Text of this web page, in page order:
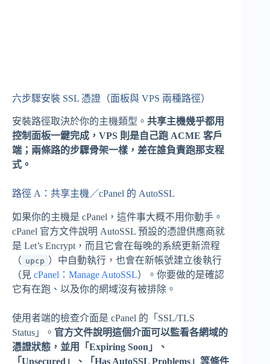
六步驟安裝 SSL 憑證（面板與 VPS 兩種路徑）
安裝路徑取決於你的主機類型。 共享主機幾乎都用
控制面板一鍵完成，VPS 則是自己跑 ACME 客戶
端；兩條路的步驟骨架一樣，差在誰負責跑那支程
式。
路徑 A：共享主機／cPanel 的 AutoSSL
如果你的主機是 cPanel，這件事大概不用你動手。
cPanel 官方文件說明 AutoSSL 預設的憑證供應商就
是 Let’s Encrypt，而且它會在每晚的系統更新流程
（ upcp ）中自動執行，也會在新帳號建立後執行
（見 cPanel：Manage AutoSSL）。你要做的是確認
它有在跑、以及你的網域沒有被排除。
使用者端的檢查介面是 cPanel 的「SSL/TLS
Status」。 官方文件說明這個介面可以監看各網域的
憑證狀態，並用「Expiring Soon」、
「Unsecured」、「Has AutoSSL Problems」等條件